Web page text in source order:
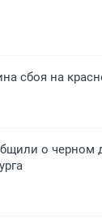
сбоя на
о черном